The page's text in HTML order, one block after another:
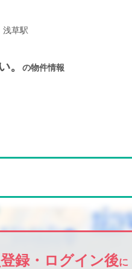
浅草駅
。 の物件情報
録・ログイン後に